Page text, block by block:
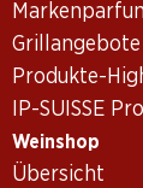
Grillangebote
Produkte-
IP-SUISSE
Weinshop
Übersicht